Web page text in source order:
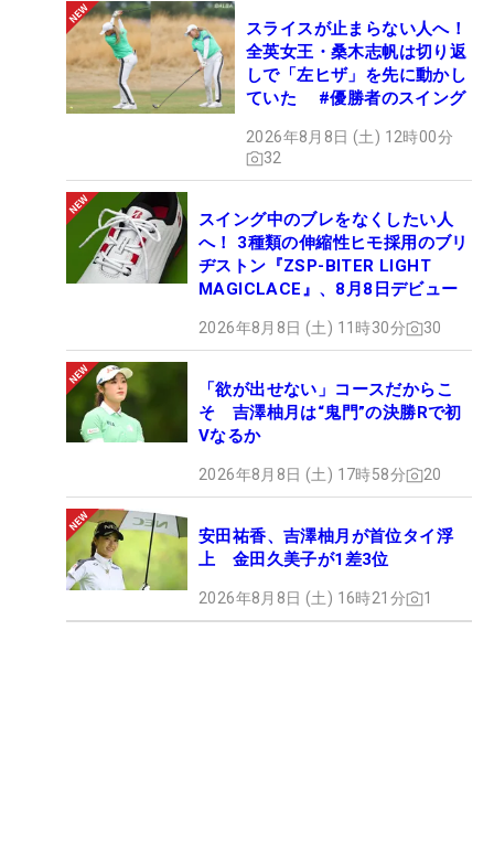
スライスが止まらない人へ！
全英女王・桑木志帆は切り返
しで「左ヒザ」を先に動かし
ていた #優勝者のスイング
2026年8月8日 (土) 12時00分
32
スイング中のブレをなくしたい人
へ！ 3種類の伸縮性ヒモ採用のブリ
ヂストン『ZSP-BITER LIGHT
MAGICLACE』、8月8日デビュー
2026年8月8日 (土) 11時30分 30
「欲が出せない」コースだからこ
そ 吉澤柚月は“鬼門”の決勝Rで初
Vなるか
2026年8月8日 (土) 17時58分 20
安田祐香、吉澤柚月が首位タイ浮
上 金田久美子が1差3位
2026年8月8日 (土) 16時21分 1